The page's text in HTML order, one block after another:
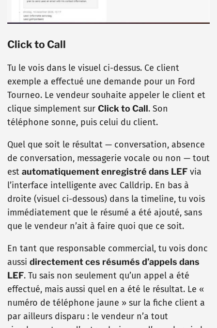
Click to Call
Tu le vois dans le visuel ci-dessus. Ce client
exemple a effectué une demande pour un Ford
Tourneo. Le vendeur souhaite appeler le client et
clique simplement sur Click to Call. Son
téléphone sonne, puis celui du client.
Quel que soit le résultat — conversation, absence
de conversation, messagerie vocale ou non — tout
est automatiquement enregistré dans LEF via
l’interface intelligente avec Calldrip. En bas à
droite (visuel ci-dessous) dans la timeline, tu vois
immédiatement que le résumé a été ajouté, sans
que le vendeur n’ait à faire quoi que ce soit.
En tant que responsable commercial, tu vois donc
aussi directement ces résumés d’appels dans
LEF. Tu sais non seulement qu’un appel a été
effectué, mais aussi quel en a été le résultat. Le «
numéro de téléphone jaune » sur la fiche client a
par ailleurs disparu : le vendeur n’a tout